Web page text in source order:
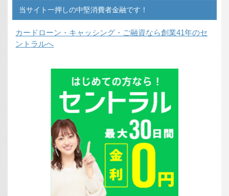
当サイト一押しの中堅消費者金融です！
カードローン・キャッシング・ご融資なら創業41年のセ
ントラルへ